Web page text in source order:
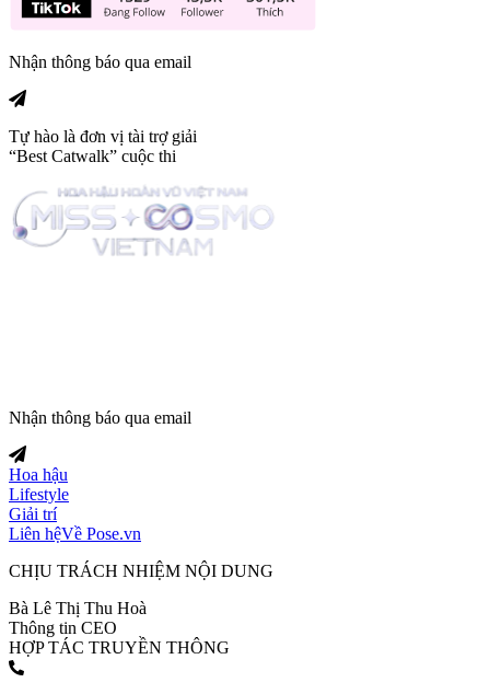
Nhận thông báo qua email
Tự hào là đơn vị tài trợ giải
“Best Catwalk” cuộc thi
Nhận thông báo qua email
Hoa hậu
Lifestyle
Giải trí
Liên hệVề Pose.vn
CHỊU TRÁCH NHIỆM NỘI DUNG
Bà Lê Thị Thu Hoà
Thông tin CEO
HỢP TÁC TRUYỀN THÔNG